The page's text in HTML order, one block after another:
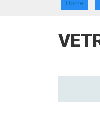
Home